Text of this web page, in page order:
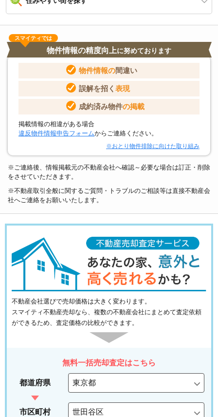
スマイティでは
物件情報の精度向上に努めております
物件情報の間違い
誤解を招く 表現
成約済み物件の掲載
掲載情報の相違がある場合
違反物件情報申告フォームからご連絡ください。
※おとり物件排除に向けた取り組み
※ご連絡後、情報掲載元の不動産会社へ確認～必要な場合は訂正・削除
をさせていただきます。
※不動産取引全般に関するご質問・トラブルのご相談等は直接不動産会
社へご連絡をお願いいたします。
不動産会社選びで売却価格は大きく変わります。
スマイティ不動産売却なら、複数の不動産会社にまとめて査定依頼
ができるため、査定価格の比較ができます。
無料一括売却査定はこちら
都道府県
市区町村